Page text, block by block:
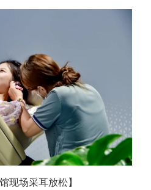
现场采耳放松】